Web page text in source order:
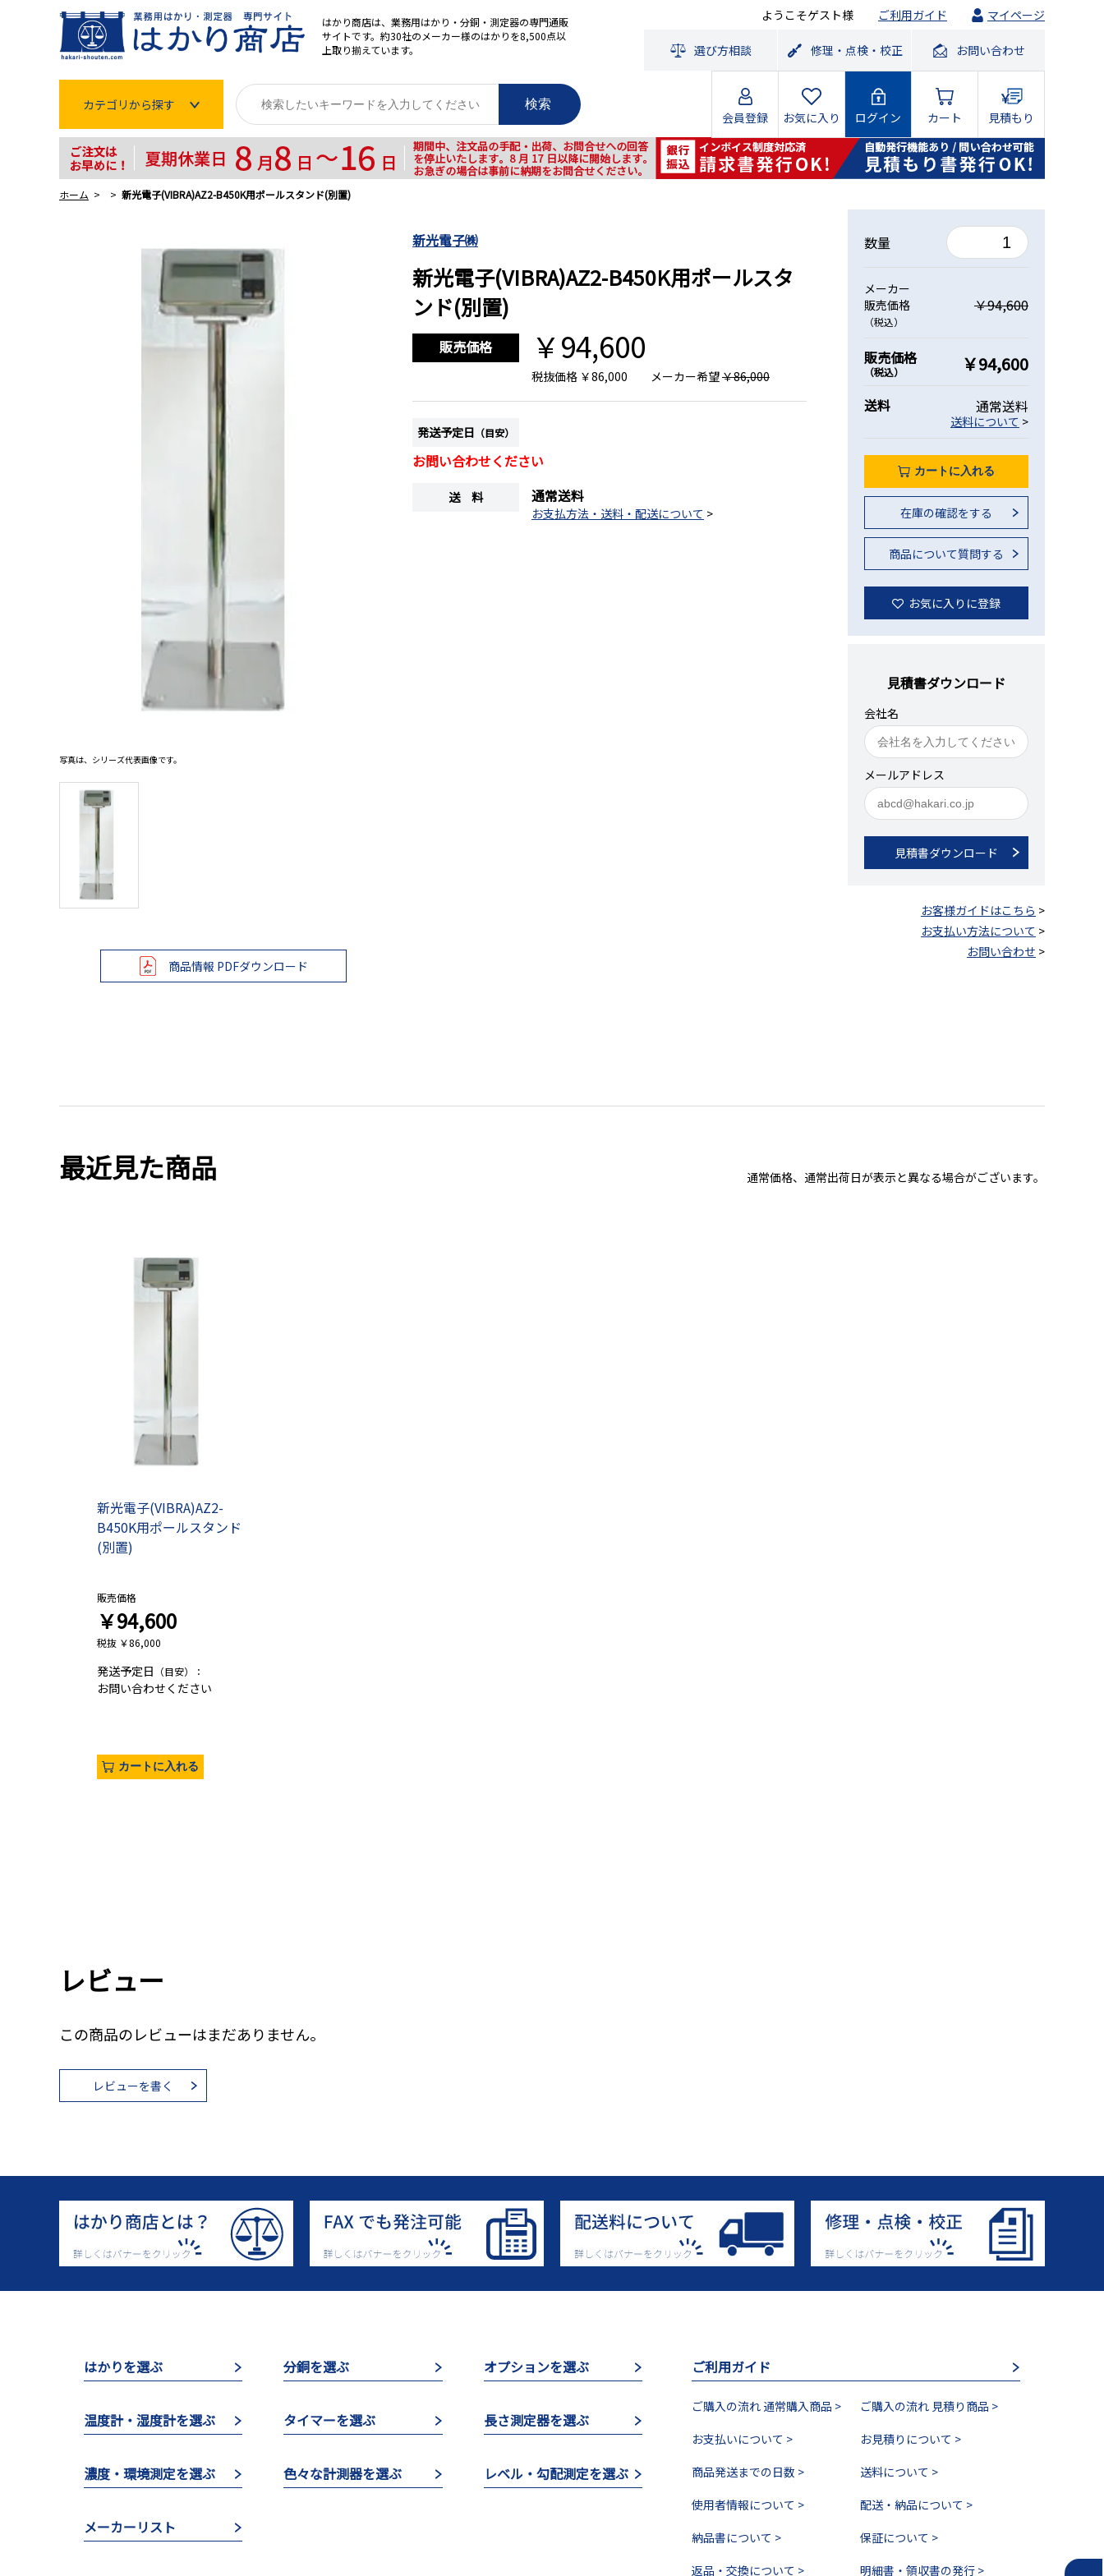
はかり商店は、業務用はかり・分銅・測定器の専門通販
サイトです。約30社のメーカー様のはかりを8,500点以
上取り揃えています。
ようこそゲスト様 ご利用ガイド マイページ
選び方相談 修理・点検・校正 お問い合わせ
カテゴリから探す
はかり
分銅
検索
会員登録 お気に入り ログイン カート 見積もり
ホーム 新光電子(VIBRA)AZ2-B450K用ポールスタンド(別置)
写真は、シリーズ代表画像です。
商品情報 PDFダウンロード
新光電子㈱
新光電子(VIBRA)AZ2-B450K用ポールスタ
ンド(別置)
販売価格 ￥94,600
税抜価格 ￥86,000 メーカー希望￥86,000
発送予定日 （目安）
お問い合わせください
送 料 通常送料
お支払方法・送料・配送について >
数量
メーカー
販売価格
（税込）
￥94,600
販売価格
（税込） ￥94,600
送料 通常送料
送料について >
カートに入れる
在庫の確認をする
商品について質問する
お気に入りに登録
見積書ダウンロード
会社名
メールアドレス
見積書ダウンロード
お客様ガイドはこちら >
お支払い方法について >
お問い合わせ >
最近見た商品 通常価格、通常出荷日が表示と異なる場合がございます。
新光電子(VIBRA)AZ2-
B450K用ポールスタンド
(別置)
販売価格
￥94,600
税抜 ￥86,000
発送予定日 （目安）：
お問い合わせください
カートに入れる
レビュー
この商品のレビューはまだありません。
レビューを書く
はかりを選ぶ 分銅を選ぶ オプションを選ぶ
温度計・湿度計を選ぶ タイマーを選ぶ 長さ測定器を選ぶ
濃度・環境測定を選ぶ 色々な計測器を選ぶ レベル・勾配測定を選ぶ
メーカーリスト
ご利用ガイド
ご購入の流れ 通常購入商品 >
ご購入の流れ 見積り商品 >
お支払いについて >
お見積りについて >
商品発送までの日数 >
送料について >
使用者情報について >
配送・納品について >
納品書について >
保証について >
返品・交換について >
明細書・領収書の発行 >